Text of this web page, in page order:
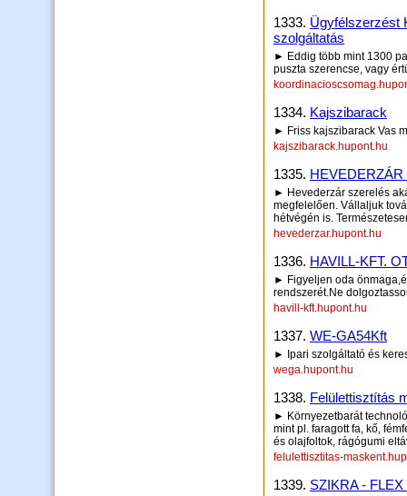
1333. Ügyfélszerzést
szolgáltatás
► Eddig több mint 1300
puszta szerencse, vagy
1334. Kajszibarack
► Friss kajszibarack Vas
kajszibarack.hupont.hu
1335.
► Hevederzár szerelés
megfelelően. Vállaljuk
hétvégén is.
hevederzar.hupont.hu
1336. HAVILL-KFT.
► Figyeljen oda
rendszerét.Ne
havill-kft.hupont.hu
1337. WE-GA54Kft
► Ipari szolgáltató és
wega.hupont.hu
1338. Felülettisztítás
► Környezetbarát
mint pl. faragott fa, kő,
és olajfoltok, rágógumi
felulettisztitas-
1339. SZIKRA - FLEX